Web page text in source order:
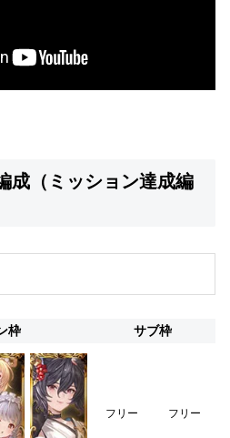
成（ミッション達成編
枠 サブ枠
フリー フリー